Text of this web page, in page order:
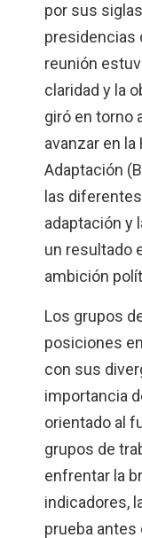
por sus
presidencias
reunión
claridad y la
giró en torno
avanzar en la
Adaptación
las
adaptación y
un resultado
ambición
Los grupos
posiciones
con sus
importancia
orientado al
grupos de
enfrentar la
indicadores,
prueba antes